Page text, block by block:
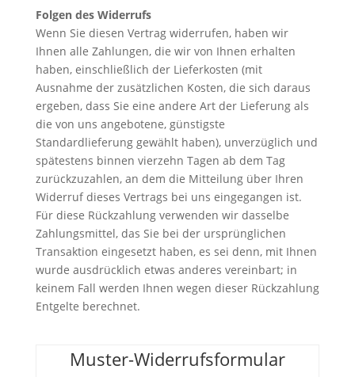
Folgen des Widerrufs
Wenn Sie diesen Vertrag widerrufen, haben wir
Ihnen alle Zahlungen, die wir von Ihnen erhalten
haben, einschließlich der Lieferkosten (mit
Ausnahme der zusätzlichen Kosten, die sich daraus
ergeben, dass Sie eine andere Art der Lieferung als
die von uns angebotene, günstigste
Standardlieferung gewählt haben), unverzüglich und
spätestens binnen vierzehn Tagen ab dem Tag
zurückzuzahlen, an dem die Mitteilung über Ihren
Widerruf dieses Vertrags bei uns eingegangen ist.
Für diese Rückzahlung verwenden wir dasselbe
Zahlungsmittel, das Sie bei der ursprünglichen
Transaktion eingesetzt haben, es sei denn, mit Ihnen
wurde ausdrücklich etwas anderes vereinbart; in
keinem Fall werden Ihnen wegen dieser Rückzahlung
Entgelte berechnet.
Muster-Widerrufsformular